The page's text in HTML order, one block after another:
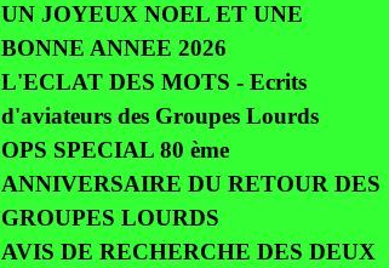
UN JOYEUX NOEL ET UNE
BONNE ANNEE 2026
L'ECLAT DES MOTS - Ecrits
d'aviateurs des Groupes Lourds
OPS SPECIAL 80 ème
ANNIVERSAIRE DU RETOUR DES
GROUPES LOURDS
AVIS DE RECHERCHE DES DEUX